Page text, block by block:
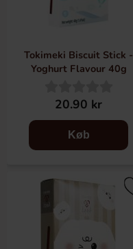
Tokimeki Biscuit Stick -
Yoghurt Flavour 40g
20.90 kr
Køb